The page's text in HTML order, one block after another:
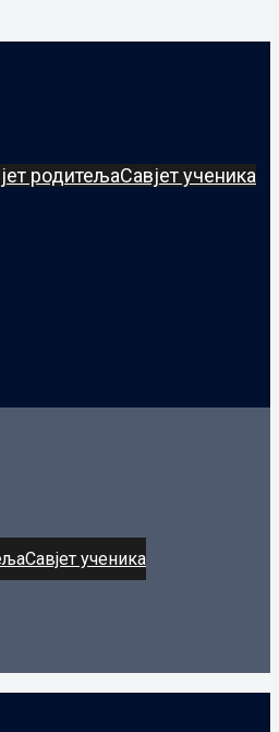
родитељаСавјет ученика
Савјет ученика